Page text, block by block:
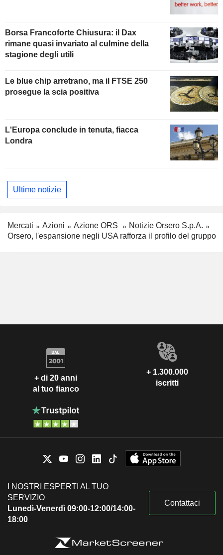
Borsa Francoforte Chiusura: il Dax
rimane quasi invariato al culmine della
stagione degli utili
Le blue chip arretrano, ma il FTSE 250
prosegue la scia positiva
L'Europa conclude in tenuta, fiacca
Londra
Ultime notizie
Mercati Azioni Azione ORS
Notizie Orsero S.p.A.
Orsero, l'espansione negli USA rafforza il profilo del gruppo
+ di 20 anni
al tuo fianco
+ 1.300.000
iscritti
I NOSTRI ESPERTI AL TUO
SERVIZIO
Lunedì-Venerdì 09:00-12:00/14:00-
18:00
Contattaci